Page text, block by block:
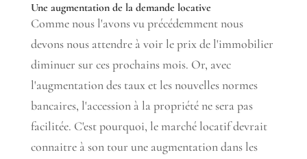
Une augmentation de la demande locative
Comme nous l'avons vu précédemment nous
devons nous attendre à voir le prix de l'immobilier
diminuer sur ces prochains mois. Or, avec
l'augmentation des taux et les nouvelles normes
bancaires, l'accession à la propriété ne sera pas
facilitée. C'est pourquoi, le marché locatif devrait
connaitre à son tour une augmentation dans les